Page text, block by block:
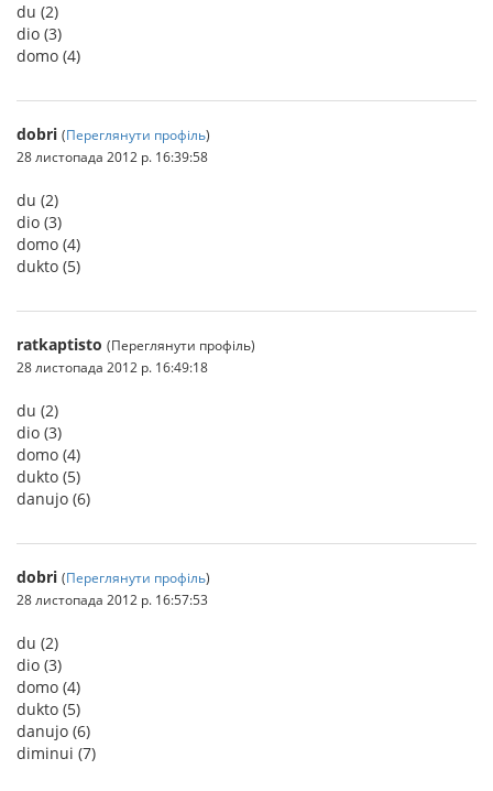
du (2)
dio (3)
domo (4)
dobri (Переглянути профіль)
28 листопада 2012 р. 16:39:58
du (2)
dio (3)
domo (4)
dukto (5)
ratkaptisto (Переглянути профіль)
28 листопада 2012 р. 16:49:18
du (2)
dio (3)
domo (4)
dukto (5)
danujo (6)
dobri (Переглянути профіль)
28 листопада 2012 р. 16:57:53
du (2)
dio (3)
domo (4)
dukto (5)
danujo (6)
diminui (7)